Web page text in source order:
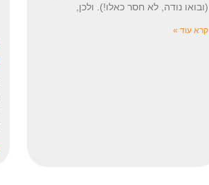
(ובואו נודה, לא חסר כאלו!). ולכן,
קרא עוד »